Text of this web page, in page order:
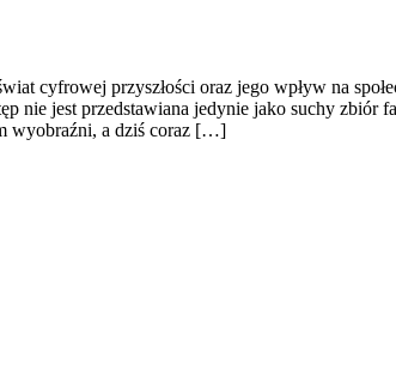
cyfrowej przyszłości oraz jego wpływ na
nie jest przedstawiana jedynie jako suchy zbiór
wyobraźni, a dziś coraz […]